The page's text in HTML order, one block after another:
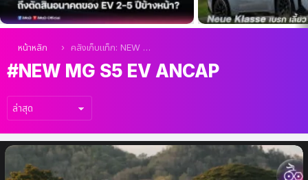
คุณอยู่ที่นี่:
หน้าหลัก คลังเก็บแท็ก: NEW MG S5 EV ANCAP
NEW MG S5 EV ANCAP
เรื่อง
ล่าสุด